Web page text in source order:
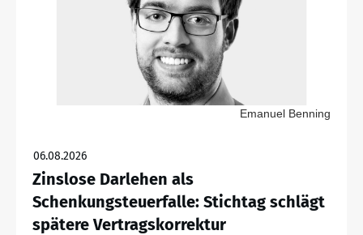
Emanuel Benning
06.08.2026
Zinslose Darlehen als
Schenkungsteuerfalle: Stichtag schlägt
spätere Vertragskorrektur